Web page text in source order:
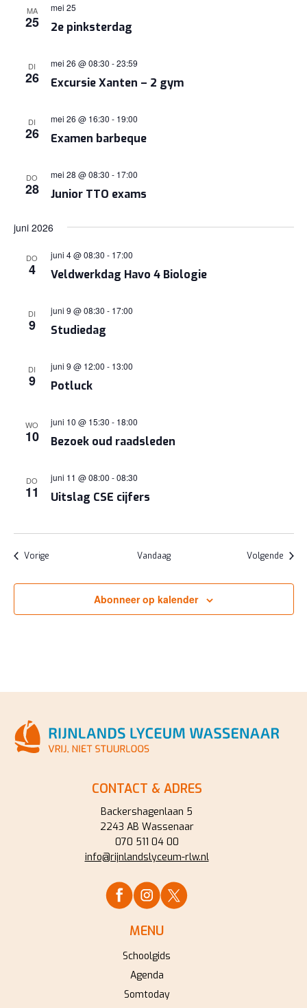
MA
25 2e pinksterdag
mei 25
DI
26 Excursie Xanten – 2 gym
mei 26 @ 08:30 -23:59
DI
26 Examen barbeque
mei 26 @ 16:30 - 19:00
DO
28 Junior TTO exams
mei 28 @ 08:30 - 17:00
juni 2026
DO
4 Veldwerkdag Havo 4 Biologie
juni 4 @ 08:30 - 17:00
DI
9 Studiedag
juni 9 @ 08:30 - 17:00
DI
9 Potluck
juni 9 @ 12:00 - 13:00
WO
10 Bezoek oud raadsleden
juni 10 @ 15:30 - 18:00
DO
11 Uitslag CSE cijfers
juni 11 @ 08:00 -08:30
VorigeEvenementen Vandaag Volgende
Abonneer op kalender
CONTACT & ADRES
Backershagenlaan 5
2243 AB Wassenaar
070 511 04 00
info@rijnlandslyceum-rlw.nl
MENU
Schoolgids
Agenda
Somtoday